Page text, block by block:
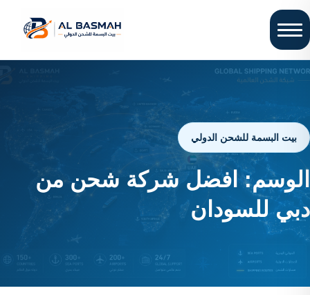
بيت البسمة للشحن الدولي
الوسم: افضل شركة شحن من
دبي للسودان